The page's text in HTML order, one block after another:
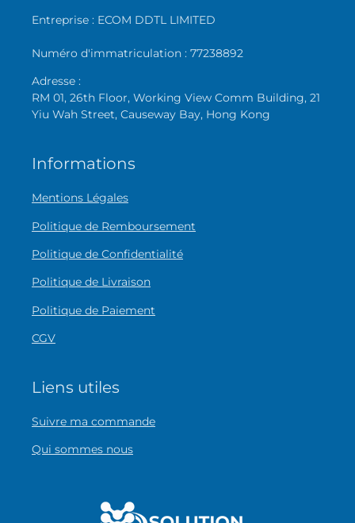
Entreprise : ECOM DDTL LIMITED
Numéro d'immatriculation : 77238892
Adresse :
RM 01, 26th Floor, Working View Comm Building, 21
Yiu Wah Street, Causeway Bay, Hong Kong
Informations
Mentions Légales
Politique de Remboursement
Politique de Confidentialité
Politique de Livraison
Politique de Paiement
CGV
Liens utiles
Suivre ma commande
Qui sommes nous